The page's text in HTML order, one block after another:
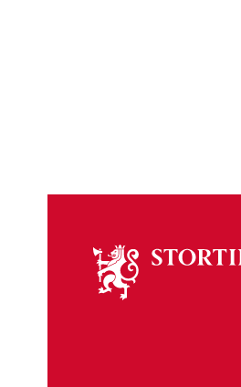
stortinget